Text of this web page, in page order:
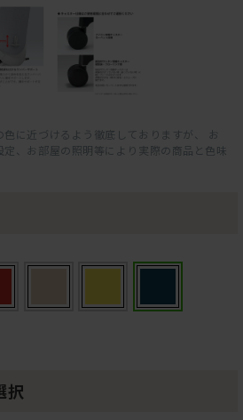
に近づけるよう徹底しておりますが、 お
、お部屋の照明等により実際の商品と色味
択